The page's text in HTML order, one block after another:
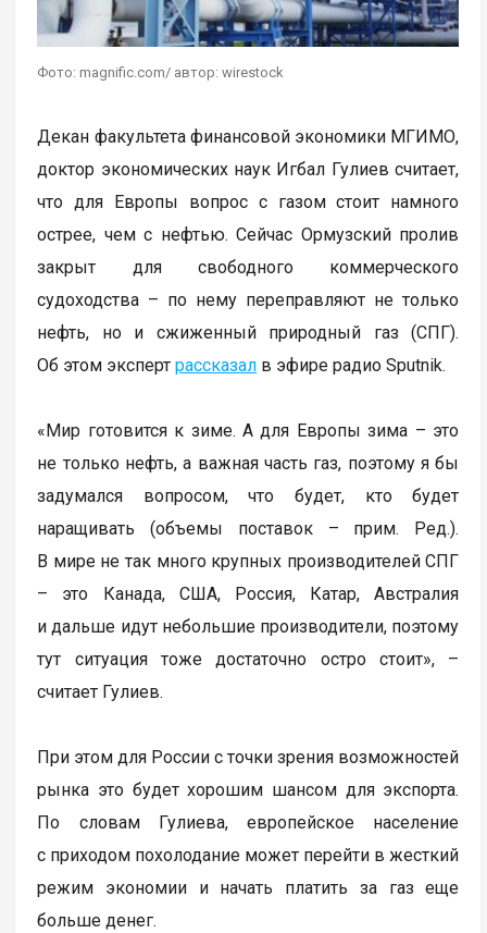
Фото: magnific.com/ автор: wirestock
Декан факультета финансовой экономики МГИМО,
доктор экономических наук Игбал Гулиев считает,
что для Европы вопрос с газом стоит намного
острее, чем с нефтью. Сейчас Ормузский пролив
закрыт для свободного коммерческого
судоходства – по нему переправляют не только
нефть, но и сжиженный природный газ (СПГ).
Об этом экспертрассказал в эфире радио Sputnik.
«Мир готовится к зиме. А для Европы зима – это
не только нефть, а важная часть газ, поэтому я бы
задумался вопросом, что будет, кто будет
наращивать (объемы поставок – прим. Ред.).
В мире не так много крупных производителей СПГ
– это Канада, США, Россия, Катар, Австралия
и дальше идут небольшие производители, поэтому
тут ситуация тоже достаточно остро стоит», –
считает Гулиев.
При этом для России с точки зрения возможностей
рынка это будет хорошим шансом для экспорта.
По словам Гулиева, европейское население
с приходом похолодание может перейти в жесткий
режим экономии и начать платить за газ еще
больше денег.